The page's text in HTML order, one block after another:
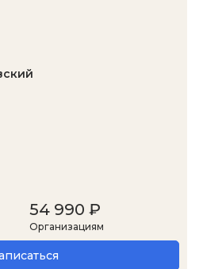
54 990 ₽
Организациям